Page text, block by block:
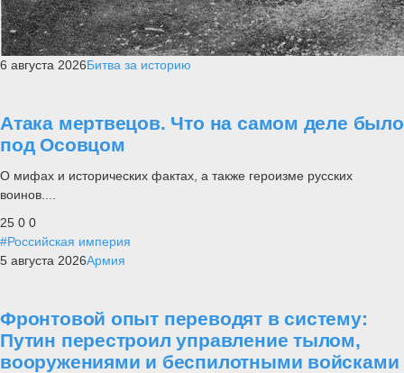
6 августа 2026Битва за историю
Атака мертвецов. Что на самом деле было
под Осовцом
О мифах и исторических фактах, а также героизме русских
воинов....
25 0 0
#Российская империя
5 августа 2026Армия
Фронтовой опыт переводят в систему:
Путин перестроил управление тылом,
вооружениями и беспилотными войсками